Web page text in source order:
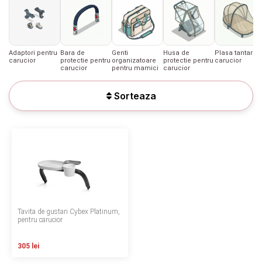
CARUCIOARE COPII
SCAUNE AUTO
JUCARII
Adaptori pentru
carucior
Bara de
protectie pentru
carucior
Genti
organizatoare
pentru mamici
Husa de
protectie pentru
carucior
Plasa tantari
carucior
Sorteaza
Tavita de gustari Cybex Platinum,
pentru carucior
305 lei